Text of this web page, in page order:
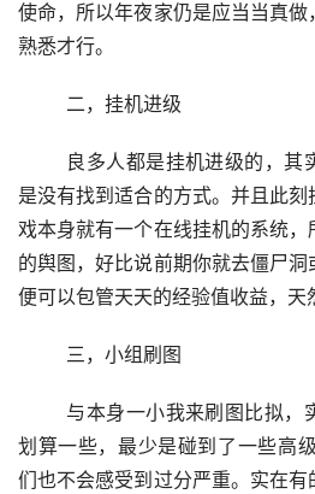
使命，所以年夜家仍是应当当真
熟悉才行。
	二，挂机进级
是没有找到适合的方式。并且此
戏本身就有一个在线挂机的系统
的舆图，好比说前期你就去僵尸
便可以包管天天的经验值收益，天
	三，小组刷图
划算一些，最少是碰到了一些高
们也不会感受到过分严重。实在有